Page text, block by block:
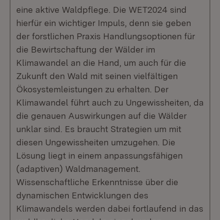
eine aktive Waldpflege. Die WET2024 sind
hierfür ein wichtiger Impuls, denn sie geben
der forstlichen Praxis Handlungsoptionen für
die Bewirtschaftung der Wälder im
Klimawandel an die Hand, um auch für die
Zukunft den Wald mit seinen vielfältigen
Ökosystemleistungen zu erhalten. Der
Klimawandel führt auch zu Ungewissheiten, da
die genauen Auswirkungen auf die Wälder
unklar sind. Es braucht Strategien um mit
diesen Ungewissheiten umzugehen. Die
Lösung liegt in einem anpassungsfähigen
(adaptiven) Waldmanagement.
Wissenschaftliche Erkenntnisse über die
dynamischen Entwicklungen des
Klimawandels werden dabei fortlaufend in das